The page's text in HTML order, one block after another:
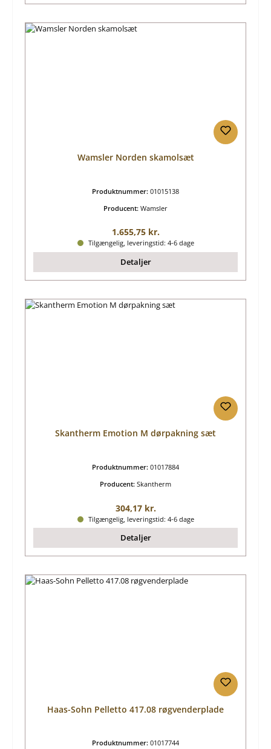
Wamsler Norden skamolsæt
Produktnummer: 01015138
Producent: Wamsler
Almindelig pris:
1.655,75 kr.
Tilgængelig, leveringstid: 4-6 dage
Detaljer
Skantherm Emotion M dørpakning sæt
Produktnummer: 01017884
Producent: Skantherm
Almindelig pris:
304,17 kr.
Tilgængelig, leveringstid: 4-6 dage
Detaljer
Haas-Sohn Pelletto 417.08 røgvenderplade
Produktnummer: 01017744